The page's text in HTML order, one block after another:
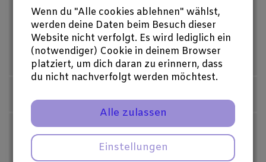
Ja, ich möchte den Newsletter empfangen.
Möchtest du über unsere Aktivitäten auf dem
Laufenden bleiben? Abonniere unseren
Newsletter!
Gib meine Kontaktdaten an den Initiator dieser
Spendenaktion weiter, damit er mir z. B. eine
Dankesnachricht schicken kann.
Wenn du "Alle cookies ablehnen" wählst,
werden deine Daten beim Besuch dieser
Website nicht verfolgt. Es wird lediglich ein
(notwendiger) Cookie in deinem Browser
platziert, um dich daran zu erinnern, dass
du nicht nachverfolgt werden möchtest.
Alle zulassen
Einstellungen